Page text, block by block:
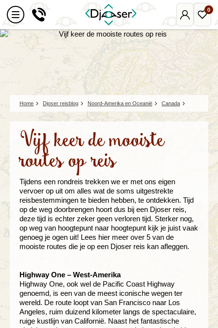
Mijn
Djoser
0
Home Djoser reisblog Noord-Amerika en Oceanië Canada
Vijf keer de mooiste
routes op reis
Tijdens een rondreis trekken we er met ons eigen
vervoer op uit om alles wat de soms uitgestrekte
reisbestemmingen te bieden hebben, te ontdekken. Tijd
op de weg doorbrengen hoort dus bij een Djoser reis,
deze tijd is echter zeker geen verloren tijd. Sterker nog,
op weg van hoogtepunt naar hoogtepunt kijk je juist vaak
genoeg je ogen uit! Lees hier meer over 5 van de
mooiste routes die je op een Djoser reis kan afleggen.
Highway One – West-Amerika
Highway One, ook wel de Pacific Coast Highway
genoemd, is een van de meest iconische wegen ter
wereld. De route loopt van San Francisco naar Los
Angeles, ruim duizend kilometer langs de spectaculaire,
ruige kustlijn van Californië. Naast het fantastische